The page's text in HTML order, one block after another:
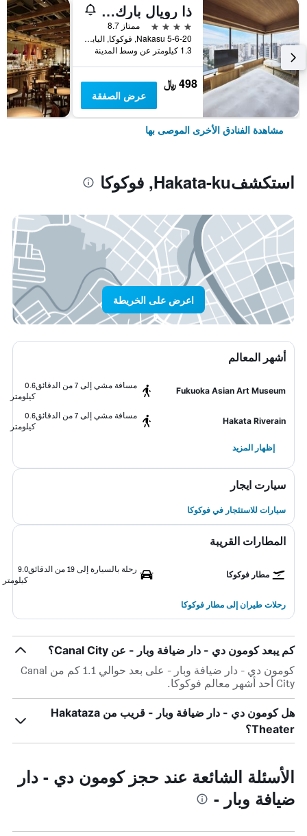
ذا رويال بارك كانفاس فوكوكا ناكاسو
4 نجوم
ممتاز 8.7
5-6-20 Nakasu, فوكوكا, اليابان
1.3 كيلومتر عن وسط المدينة
498 ﷼
عرض الصفقة
مشاهدة الفنادق الأخرى الموصى بها
استكشفHakata-ku, فوكوكا
اعرض على الخريطة
أشهر المعالم
Fukuoka Asian Art Museum
مسافة مشي إلى 7 من الدقائق
0.6
كيلومتر
Hakata Riverain
مسافة مشي إلى 7 من الدقائق
0.6
كيلومتر
إظهار المزيد
سيارت ايجار
سيارات للاستئجار في فوكوكا
المطارات القريبة
مطار فوكوكا
رحلة بالسيارة إلى 19 من الدقائق
9.0
كيلومتر
رحلات طيران إلى مطار فوكوكا
كم يبعد كومون دي - دار ضيافة وبار - عن Canal City؟
كومون دي - دار ضيافة وبار - على بعد حوالي 1.1 كم من Canal
City أحد أشهر معالم فوكوكا.
هل كومون دي - دار ضيافة وبار - قريب من Hakataza
Theater؟
الأسئلة الشائعة عند حجز كومون دي - دار
ضيافة وبار -